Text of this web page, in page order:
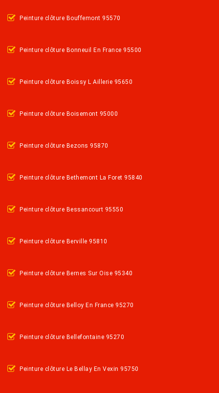
Peinture clôture Bouffemont 95570
Peinture clôture Bonneuil En France 95500
Peinture clôture Boissy L Aillerie 95650
Peinture clôture Boisemont 95000
Peinture clôture Bezons 95870
Peinture clôture Bethemont La Foret 95840
Peinture clôture Bessancourt 95550
Peinture clôture Berville 95810
Peinture clôture Bernes Sur Oise 95340
Peinture clôture Belloy En France 95270
Peinture clôture Bellefontaine 95270
Peinture clôture Le Bellay En Vexin 95750